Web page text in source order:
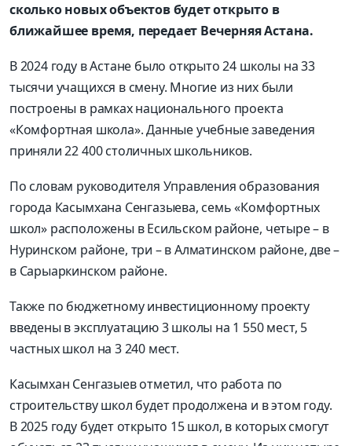
сколько новых объектов будет открыто в
ближайшее время, передает Вечерняя Астана.
В 2024 году в Астане было открыто 24 школы на 33
тысячи учащихся в смену. Многие из них были
построены в рамках национального проекта
«Комфортная школа». Данные учебные заведения
приняли 22 400 столичных школьников.
По словам руководителя Управления образования
города Касымхана Сенгазыева, семь «Комфортных
школ» расположены в Есильском районе, четыре – в
Нуринском районе, три – в Алматинском районе, две –
в Сарыаркинском районе.
Также по бюджетному инвестиционному проекту
введены в эксплуатацию 3 школы на 1 550 мест, 5
частных школ на 3 240 мест.
Касымхан Сенгазыев отметил, что работа по
строительству школ будет продолжена и в этом году.
В 2025 году будет открыто 15 школ, в которых смогут